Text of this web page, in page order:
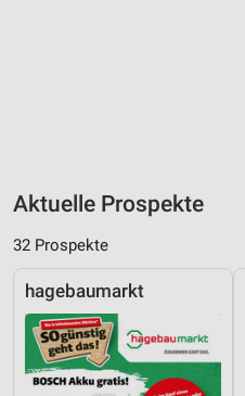
Aktuelle Prospekte
32 Prospekte
hagebaumarkt